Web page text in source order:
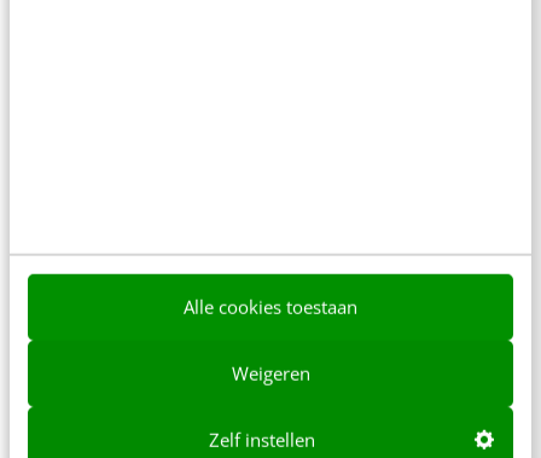
Alle cookies toestaan
Weigeren
Zelf instellen
Maak het zo makkelijk mogelijk
Zeker nu de sollicitant het voor het zeggen
krijgt, is het bittere noodzaak om je
sollicitatieproces van begin tot eind te